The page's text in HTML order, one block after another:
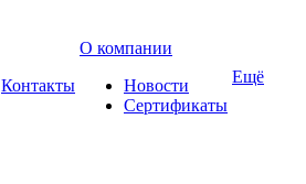
Контакты
О компании
Новости
Сертификаты
Ещё